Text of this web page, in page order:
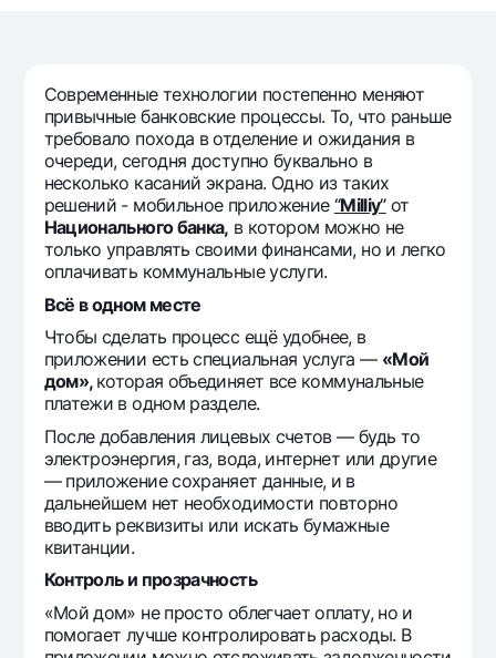
Золотой депозит
Золотые слитки от НБУ
Серебряный депозит
Visa FIFA
Mastercard
Зарплатные
Garmin pay
Тарифы
Акции
Мобильное приложение Milliy
Часто задаваемые вопросы
Ищите по сайту
Полезные ссылки
Часто задаваемые вопросы
Пресс-центр
Офисы и банкоматы
Согласие на обработку персональных данных
Современные технологии постепенно меняют
привычные банковские процессы. То, что раньше
требовало похода в отделение и ожидания в
очереди, сегодня доступно буквально в
несколько касаний экрана. Одно из таких
решений - мобильное приложение “Milliy”от
Национального банка, в котором можно не
только управлять своими финансами, но и легко
оплачивать коммунальные услуги.
Всё в одном месте
Чтобы сделать процесс ещё удобнее, в
приложении есть специальная услуга — «Мой
дом», которая объединяет все коммунальные
платежи в одном разделе.
После добавления лицевых счетов — будь то
электроэнергия, газ, вода, интернет или другие
— приложение сохраняет данные, и в
дальнейшем нет необходимости повторно
вводить реквизиты или искать бумажные
квитанции.
Контроль и прозрачность
«Мой дом» не просто облегчает оплату, но и
помогает лучше контролировать расходы. В